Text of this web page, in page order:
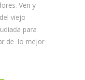
Ven y
viejo
para
de lo mejor